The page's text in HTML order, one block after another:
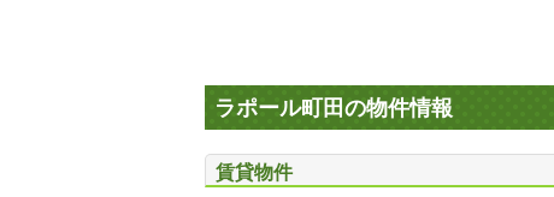
ラポール町田の物件情報
賃貸物件